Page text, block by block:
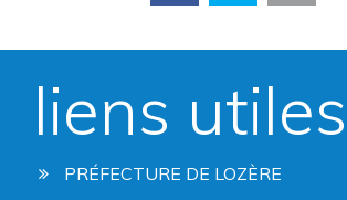
liens utiles
PRÉFECTURE DE LOZÈRE